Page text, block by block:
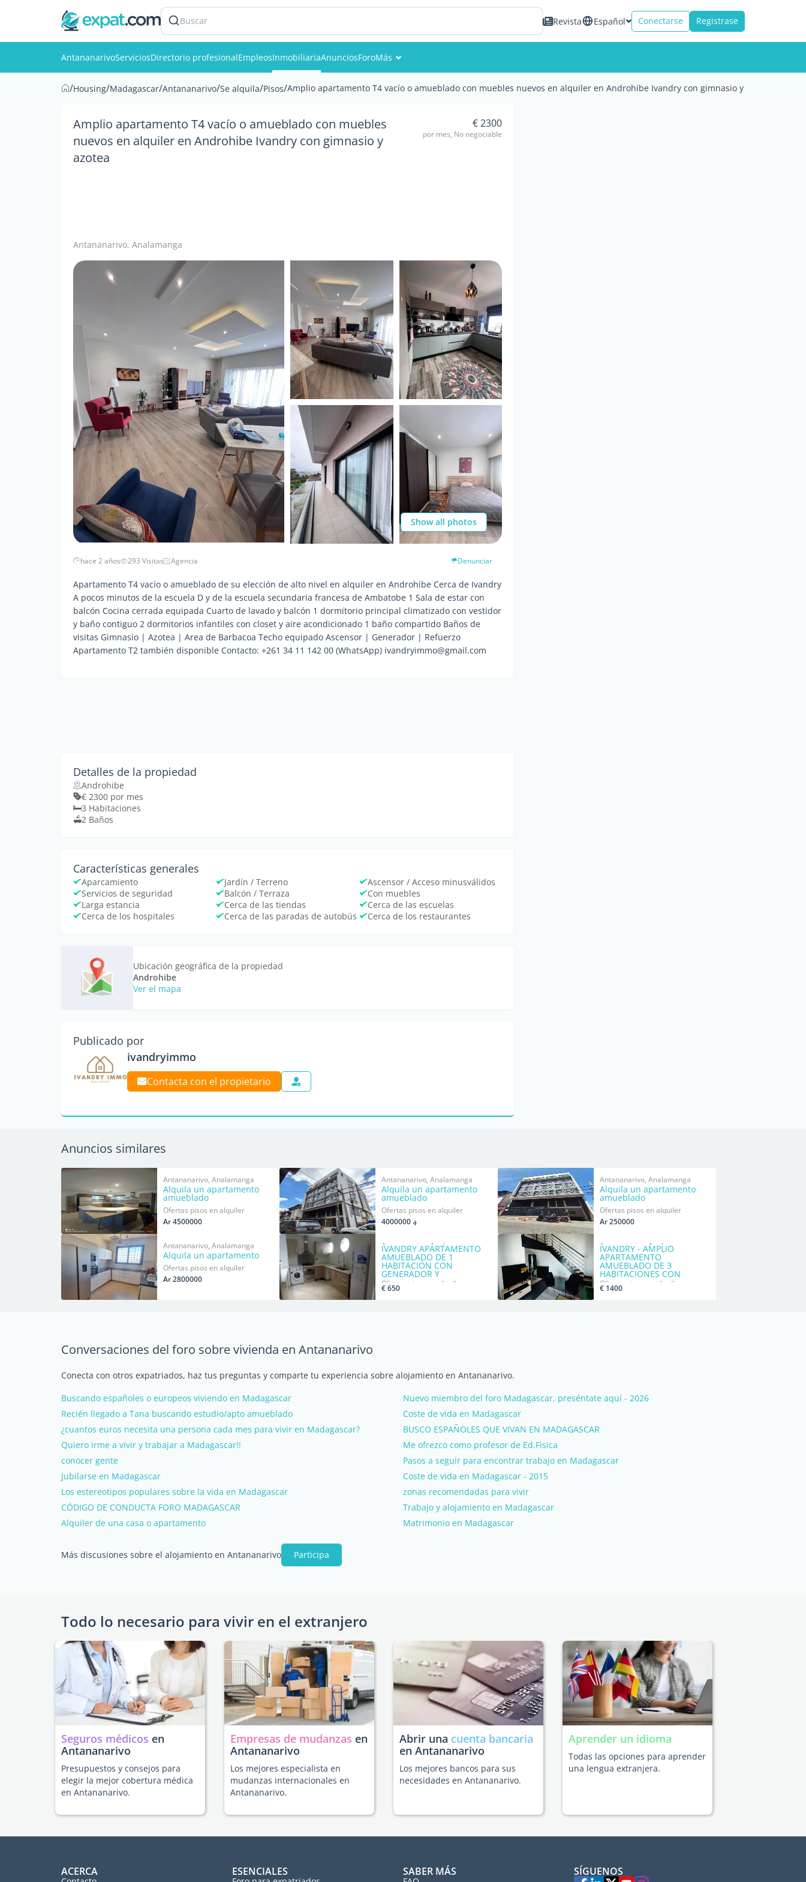
Buscar Revista Español Conectarse Registrase
AntananarivoServiciosDirectorio profesionalEmpleosInmobiliariaAnunciosForoMás
Eventos
Fotos
/Housing/Madagascar/Antananarivo/Se alquila/Pisos/Amplio apartamento T4 vacío o amueblado con muebles nuevos en alquiler en Androhibe Ivandry con gimnasio y azotea
Amplio apartamento T4 vacío o amueblado con muebles
nuevos en alquiler en Androhibe Ivandry con gimnasio y
azotea
Antananarivo, Analamanga
€ 2300
por mes, No negociable
Show all photos
hace 2 años 293 Visitas Agencia Denunciar
Apartamento T4 vacío o amueblado de su elección de alto nivel en alquiler en Androhibe Cerca de Ivandry
A pocos minutos de la escuela D y de la escuela secundaria francesa de Ambatobe 1 Sala de estar con
balcón Cocina cerrada equipada Cuarto de lavado y balcón 1 dormitorio principal climatizado con vestidor
y baño contiguo 2 dormitorios infantiles con closet y aire acondicionado 1 baño compartido Baños de
visitas Gimnasio | Azotea | Area de Barbacoa Techo equipado Ascensor | Generador | Refuerzo
Apartamento T2 también disponible Contacto: +261 34 11 142 00 (WhatsApp) ivandryimmo@gmail.com
Detalles de la propiedad
Androhibe
€ 2300 por mes
3 Habitaciones
2 Baños
Características generales
Aparcamiento Jardín / Terreno
Ascensor / Acceso minusválidos
Servicios de seguridad
Balcón / Terraza
Con muebles
Larga estancia
Cerca de las tiendas
Cerca de las escuelas
Cerca de los hospitales
Cerca de las paradas de autobús Cerca de los restaurantes
Ubicación geográfica de la propiedad
Androhibe
Ver el mapa
Publicado por
ivandryimmo
Contacta con el propietario
Anuncios similares
Antananarivo, Analamanga
Alquila un apartamento
amueblado
Ofertas pisos en alquiler
Ar 4500000
Antananarivo, Analamanga
Alquila un apartamento
amueblado
Ofertas pisos en alquiler
؋ 4000000
Antananarivo, Analamanga
Alquila un apartamento
amueblado
Ofertas pisos en alquiler
Ar 250000
Antananarivo, Analamanga
Alquila un apartamento
Ofertas pisos en alquiler
Ar 2800000
Antananarivo, Analamanga
IVANDRY APARTAMENTO
AMUEBLADO DE 1
HABITACIÓN CON
GENERADOR Y
ACTIVIDADES EN UNA
RESIDENCIA CERCA DE
Ofertas pisos en alquiler
€ 650
Antananarivo, Analamanga
IVANDRY - AMPLIO
APARTAMENTO
AMUEBLADO DE 3
HABITACIONES CON
GENERADOR -
ACTIVIDADES - HERMOSA
Ofertas pisos en alquiler
€ 1400
Conversaciones del foro sobre vivienda en Antananarivo
Conecta con otros expatriados, haz tus preguntas y comparte tu experiencia sobre alojamiento en Antananarivo.
Buscando españoles o europeos viviendo en Madagascar
Nuevo miembro del foro Madagascar, preséntate aquí - 2026
Recién llegado a Tana buscando estudio/apto amueblado
Coste de vida en Madagascar
¿cuantos euros necesita una persona cada mes para vivir en Madagascar?
BUSCO ESPAÑOLES QUE VIVAN EN MADAGASCAR
Quiero irme a vivir y trabajar a Madagascar!!
Me ofrezco como profesor de Ed.Fisica
conocer gente
Pasos a seguir para encontrar trabajo en Madagascar
Jubilarse en Madagascar
Coste de vida en Madagascar - 2015
Los estereotipos populares sobre la vida en Madagascar
zonas recomendadas para vivir
CÓDIGO DE CONDUCTA FORO MADAGASCAR
Trabajo y alojamiento en Madagascar
Alquiler de una casa o apartamento
Matrimonio en Madagascar
Más discusiones sobre el alojamiento en Antananarivo Participa
Todo lo necesario para vivir en el extranjero
Seguros médicos en
Antananarivo
Presupuestos y consejos para
elegir la mejor cobertura médica
en Antananarivo.
Empresas de mudanzas en
Antananarivo
Los mejores especialista en
mudanzas internacionales en
Antananarivo.
Abrir una cuenta bancaria
en Antananarivo
Los mejores bancos para sus
necesidades en Antananarivo.
Aprender un idioma
Todas las opciones para aprender
una lengua extranjera.
ACERCA ESENCIALES SABER MÁS SÍGUENOS